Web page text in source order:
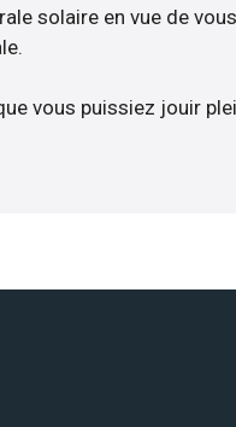
solaire en vue de
vous puissiez jouir